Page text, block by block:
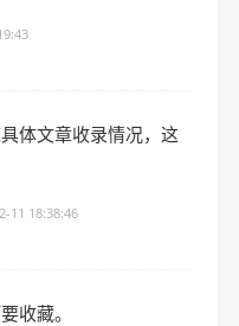
体文章收录情况，这
11 18:38:46
收藏。